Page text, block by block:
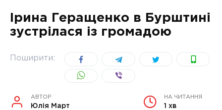
УКРАЇНА
Ірина Геращенко в Бурштині
зустрілася із громадою
Поширити:
АВТОР
Юлія Март
НА ЧИТАННЯ
1 хв